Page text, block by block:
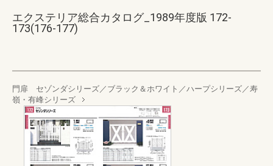
エクステリア総合カタログ_1989年度版 172-
173(176-177)
門扉 セゾンダシリーズ／ブラック＆ホワイト／ハープシリーズ／寿
嶺・有峰シリーズ